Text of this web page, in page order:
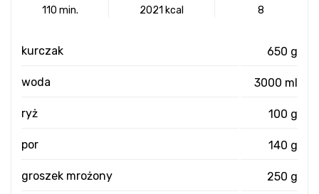
110 min. 2021 kcal 8
kurczak 650 g
woda 3000 ml
ryż 100 g
por 140 g
groszek mrożony 250 g